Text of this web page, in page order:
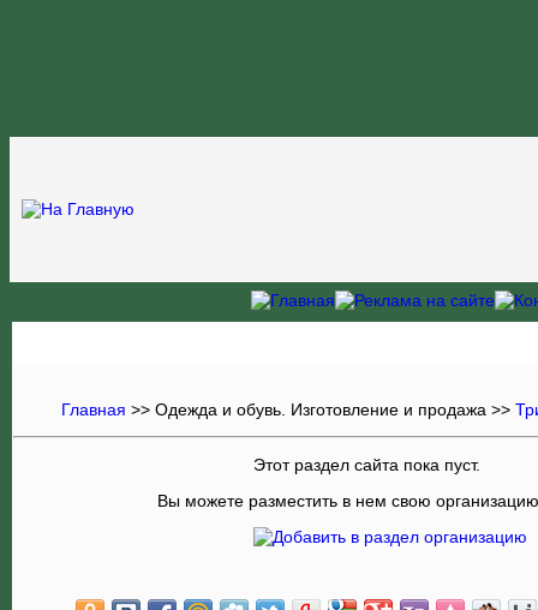
Главная >> Одежда и обувь. Изготовление и продажа >>
Этот раздел сайта пока пуст.
Вы можете разместить в нем свою организацию